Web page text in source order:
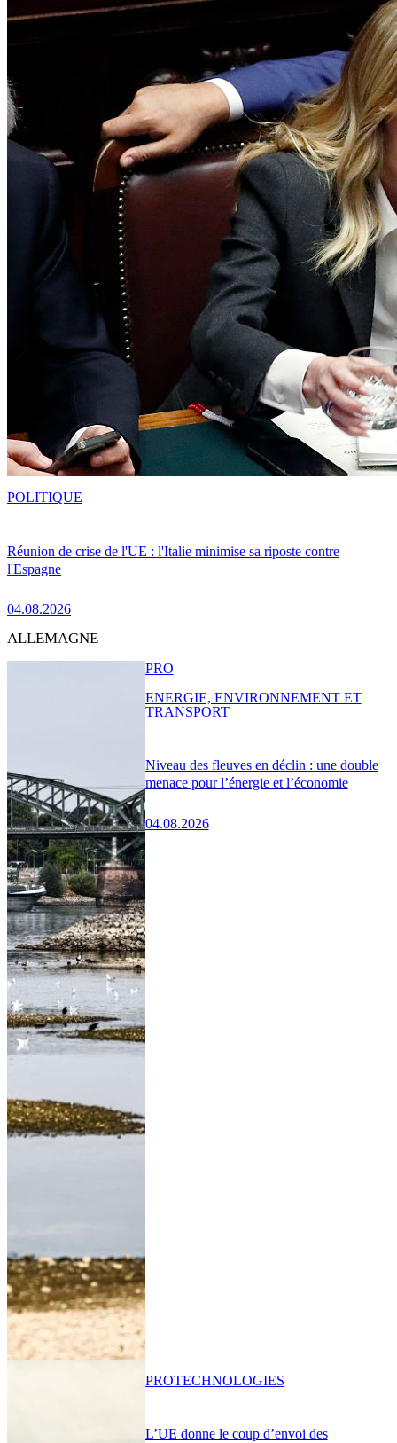
Réunion de crise de l'UE : l'Italie minimise sa riposte contre
l'Espagne
04.08.2026
POLITIQUE
ALLEMAGNE
Niveau des fleuves en déclin : une double
menace pour l’énergie et l’économie
04.08.2026
PRO
ENERGIE, ENVIRONNEMENT ET
TRANSPORT
L’UE donne le coup d’envoi des
PROTECHNOLOGIES